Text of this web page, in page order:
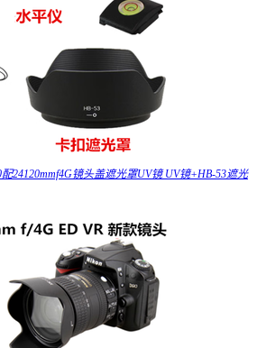
24120mmf4G镜头盖遮光罩UV镜 UV镜+HB-53遮光